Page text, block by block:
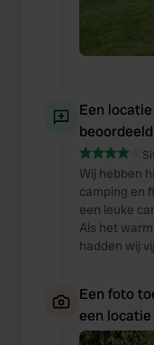
Een locatie
beoordeeld
Wij hebben
camping en
een leuke
Als het
hadden wij
Een foto
een locatie